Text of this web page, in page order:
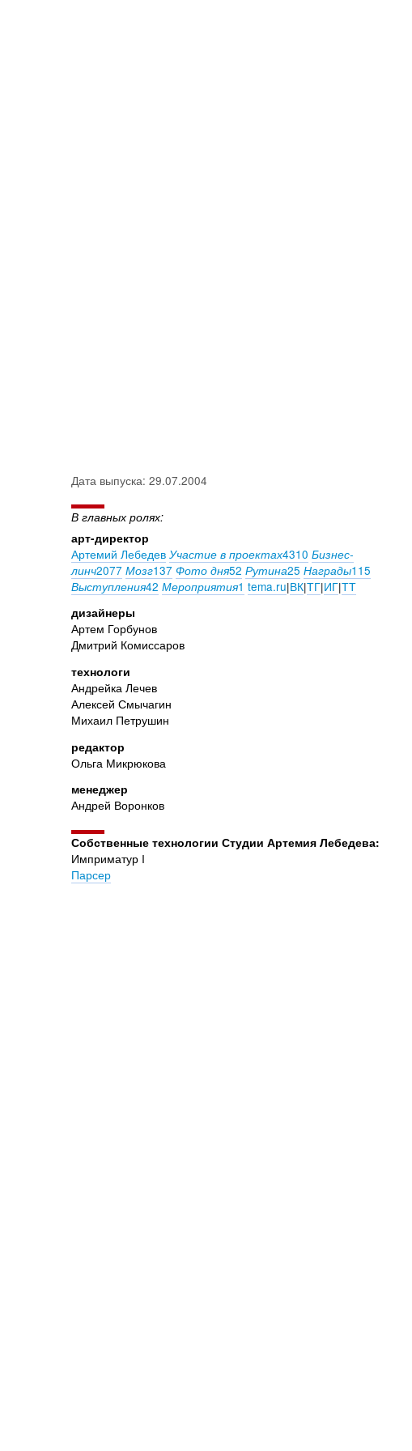
Дата выпуска: 29.07.2004
В главных ролях:
арт-директор
Артемий Лебедев Участие в проектах4310 Бизнес-
линч2077 Мозг137 Фото дня52 Рутина25 Награды115
Выступления42 Мероприятия1 tema.ru|ВК|ТГ|ИГ|ТТ
дизайнеры
Артем Горбунов
Дмитрий Комиссаров
технологи
Андрейка Лечев
Алексей Смычагин
Михаил Петрушин
редактор
Ольга Микрюкова
менеджер
Андрей Воронков
Собственные технологии Студии Артемия Лебедева:
Имприматур I
Парсер